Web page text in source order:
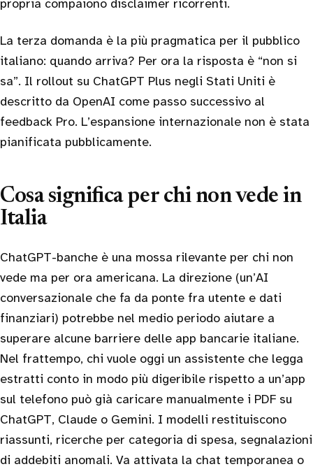
propria compaiono disclaimer ricorrenti.
La terza domanda è la più pragmatica per il pubblico
italiano: quando arriva? Per ora la risposta è “non si
sa”. Il rollout su ChatGPT Plus negli Stati Uniti è
descritto da OpenAI come passo successivo al
feedback Pro. L’espansione internazionale non è stata
pianificata pubblicamente.
Cosa significa per chi non vede in
Italia
ChatGPT-banche è una mossa rilevante per chi non
vede ma per ora americana. La direzione (un’AI
conversazionale che fa da ponte fra utente e dati
finanziari) potrebbe nel medio periodo aiutare a
superare alcune barriere delle app bancarie italiane.
Nel frattempo, chi vuole oggi un assistente che legga
estratti conto in modo più digeribile rispetto a un’app
sul telefono può già caricare manualmente i PDF su
ChatGPT, Claude o Gemini. I modelli restituiscono
riassunti, ricerche per categoria di spesa, segnalazioni
di addebiti anomali. Va attivata la chat temporanea o